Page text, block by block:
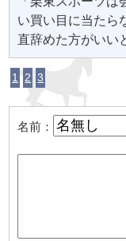
い買い目に当たら
直辞めた方がいい
1 2 3
名前：